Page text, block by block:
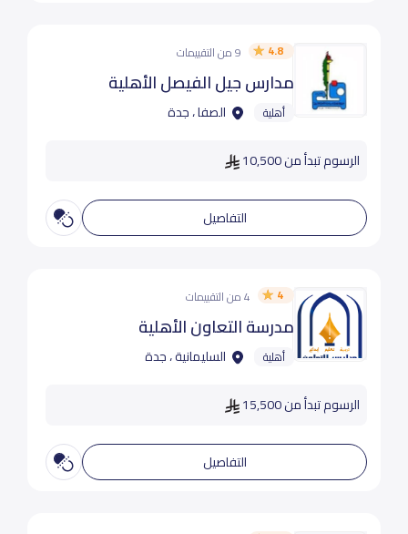
4.8 9 من التقييمات
مدارس جيل الفيصل الأهلية
أهلية الصفا ، جدة
الرسوم تبدأ من 10,500
التفاصيل
4 4 من التقييمات
مدرسة التعاون الأهلية
أهلية السليمانية ، جدة
الرسوم تبدأ من 15,500
التفاصيل